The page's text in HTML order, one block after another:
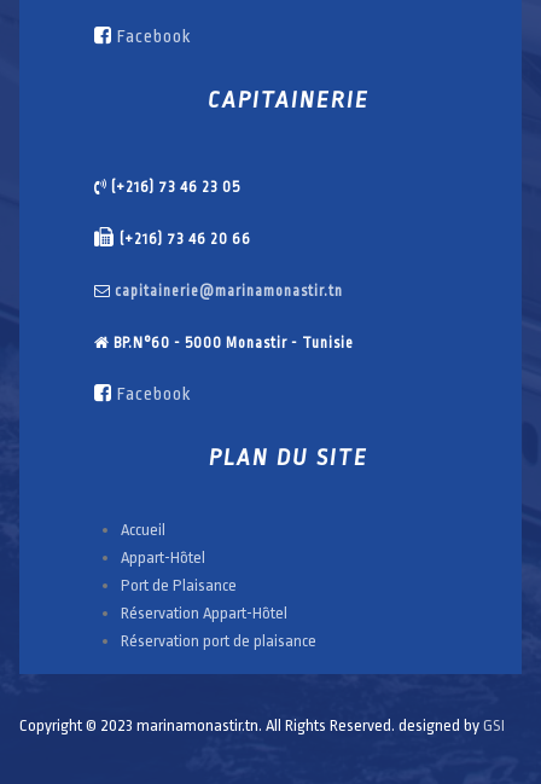
Facebook
CAPITAINERIE
(+216) 73 46 23 05
(+216) 73 46 20 66
capitainerie@marinamonastir.tn
BP.N°60 - 5000 Monastir - Tunisie
Facebook
PLAN DU SITE
Accueil
Appart-Hôtel
Port de Plaisance
Réservation Appart-Hôtel
Réservation port de plaisance
Copyright © 2023 marinamonastir.tn. All Rights Reserved. designed by GSI